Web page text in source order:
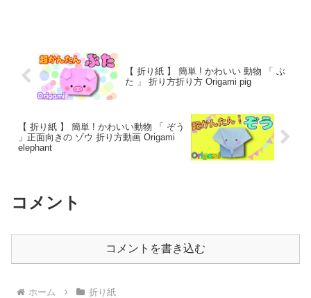
【 折り紙 】 簡単 ! かわいい 動物 「 ぶ
た 」 折り方折り方 Origami pig
【 折り紙 】 簡単 ! かわいい動物 「 ぞう
」正面向きの ゾウ 折り方動画 Origami
elephant
コメント
コメントを書き込む
ホーム 折り紙